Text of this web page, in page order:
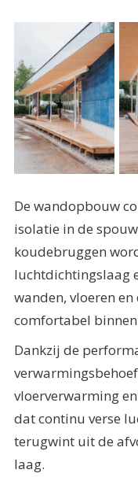
De wandopbouw
isolatie in de
koudebruggen
luchtdichtingslaag
wanden, vloeren
comfortabel
Dankzij de
vloerverwarming
dat continu verse
terugwint uit de
laag.